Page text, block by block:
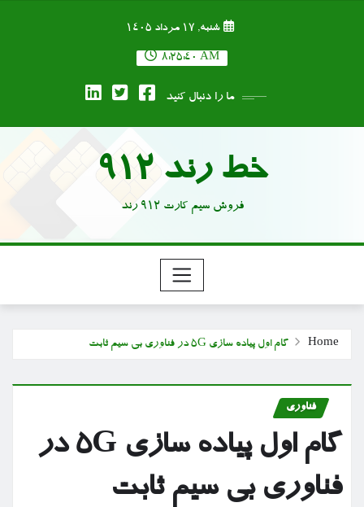
شنبه, ۱۷ مرداد ۱۴۰۵
8:25:41 AM
ما را دنبال کنید
خط رند 912
فروش سیم کارت 912 رند
Home گام اول پیاده سازی ۵G در فناوری بی سیم ثابت
فناوری
گام اول پیاده سازی ۵G در
فناوری بی سیم ثابت